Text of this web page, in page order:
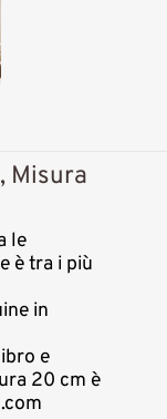
Misura
le
è tra i più
in
e
20 cm è